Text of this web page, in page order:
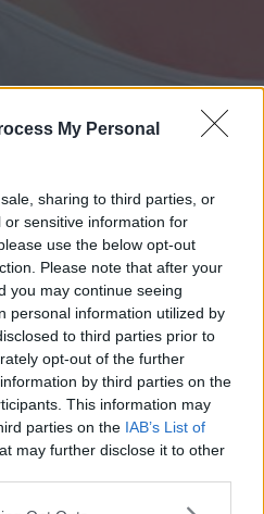
My Personal
sharing to third parties, or
sensitive information for
use the below opt-out
Please note that after your
you may continue seeing
personal information utilized by
to third parties prior to
opt-out of the further
by third parties on the
This information may
parties on the IAB’s List of
may further disclose it to other
cosa fare se la
ai
per l'eritema solare, ma
e proteggere la tua